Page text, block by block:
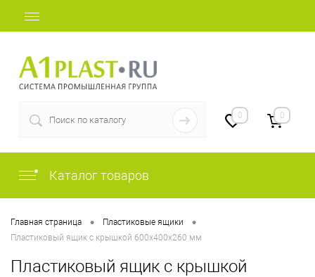
0 0
Каталог товаров
Главная страница • Пластиковые ящики •
Пластиковый ящик с крышкой 600х400х260 мм
Пластиковый ящик с крышкой